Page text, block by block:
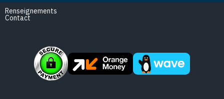
Renseignements
Contact